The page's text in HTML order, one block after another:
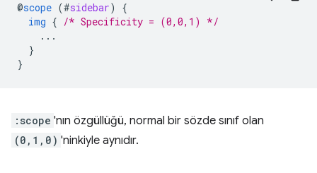
@scope (#sidebar)
{
img { /* Specificity = (0,0,1) */
...
}
}
:scope 'nın özgüllüğü, normal bir sözde sınıf olan
(0,1,0) 'ninkiyle aynıdır.